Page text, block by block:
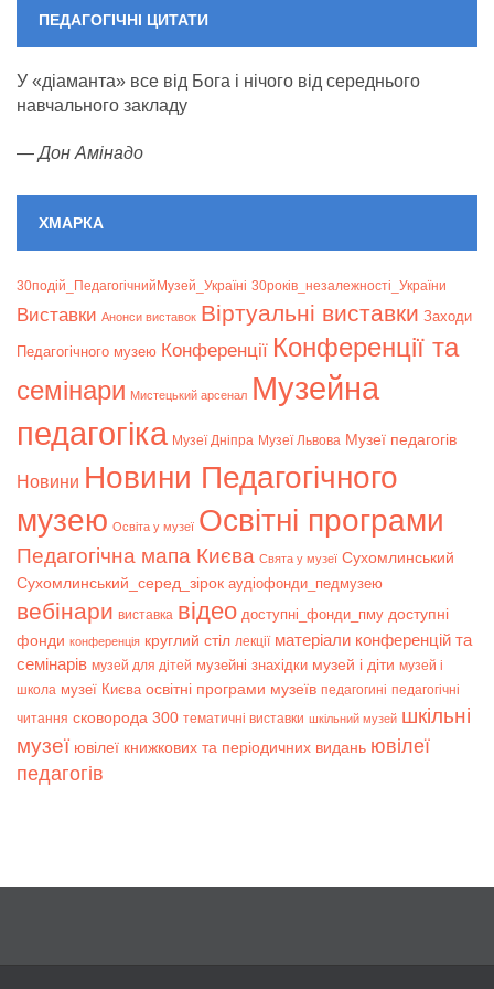
ПЕДАГОГІЧНІ ЦИТАТИ
У «діаманта» все від Бога і нічого від середнього
навчального закладу
—Дон Амінадо
ХМАРКА
30подій_ПедагогічнийМузей_Україні 30років_незалежності_України
Bиставки Анонси виставок Віртуальні виставки Заходи
Педагогічного музею Конференції Конференції та
семінари Мистецький арсенал Музейна
педагогіка Музеї Дніпра Музеї Львова Музеї педагогів
Новини Новини Педагогічного
музею Освіта у музеї Освітні програми
Педагогічна мапа Києва Свята у музеї Сухомлинський
Сухомлинський_серед_зірок аудіофонди_педмузею
вебінари виставка відео доступні_фонди_пму доступні
фонди конференція круглий стіл лекції матеріали конференцій та
семінарів музей для дітей музейні знахідки музей і діти музей і
школа музеї Києва освітні програми музеїв педагогині педагогічні
читання сковорода 300 тематичні виставки шкільний музей шкільні
музеї ювілеї книжкових та періодичних видань ювілеї
педагогів